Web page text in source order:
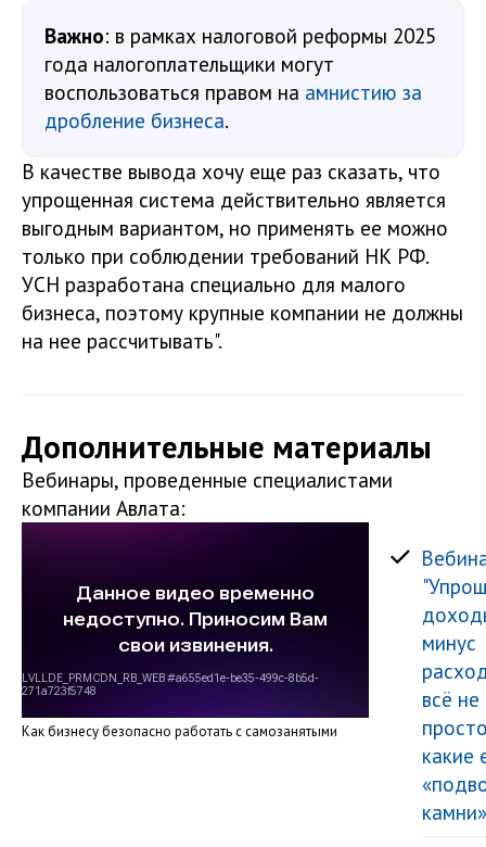
Важно: в рамках налоговой реформы 2025
года налогоплательщики могут
воспользоваться правом на амнистию за
дробление бизнеса.
В качестве вывода хочу еще раз сказать, что
упрощенная система действительно является
выгодным вариантом, но применять ее можно
только при соблюдении требований НК РФ.
УСН разработана специально для малого
бизнеса, поэтому крупные компании не должны
на нее рассчитывать".
Дополнительные материалы
Вебинары, проведенные специалистами
компании Авлата:
Как бизнесу безопасно работать с самозанятыми
минус
всё не
какие